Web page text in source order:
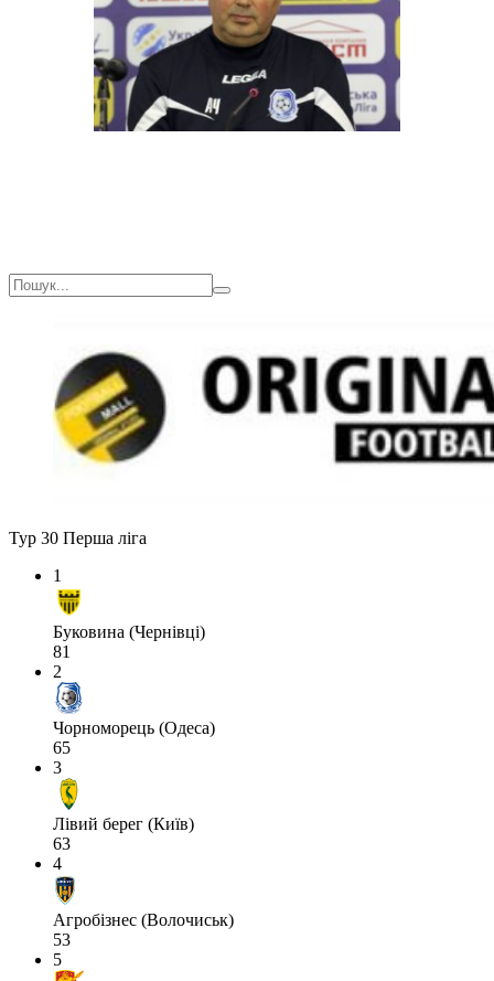
Тур 30 Перша ліга
1
Буковина (Чернівці)
81
2
Чорноморець (Одеса)
65
3
Лівий берег (Київ)
63
4
Агробізнес (Волочиськ)
53
5